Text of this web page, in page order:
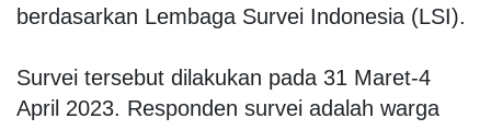
berdasarkan Lembaga Survei Indonesia (LSI).
Survei tersebut dilakukan pada 31 Maret-4
April 2023. Responden survei adalah warga